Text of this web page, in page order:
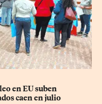
en EU suben
caen en julio